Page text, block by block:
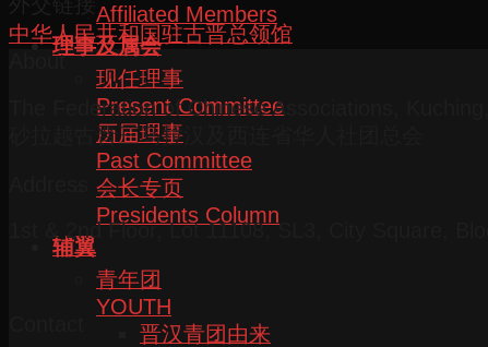
Affiliated Members
理事及属会
现任理事
Present Committee
历届理事
Past Committee
会长专页
Presidents Column
辅翼
青年团
YOUTH
晋汉青团由来
中华人民共和国驻古晋总领馆
About
The Federation of Chinese Associations,
砂拉越古晋三马拉汉及西连省华人社团总会
1st & 2nd Floor, Lot 11108, SL3, City Square,